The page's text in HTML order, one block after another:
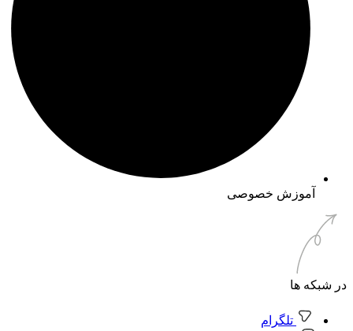
آموزش خصوصی
در شبکه ها
تلگرام